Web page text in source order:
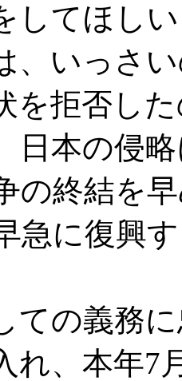
してほし
、いっさ
拒否し
日本の侵
の終結を
急に復興
の義務
れ、本年7